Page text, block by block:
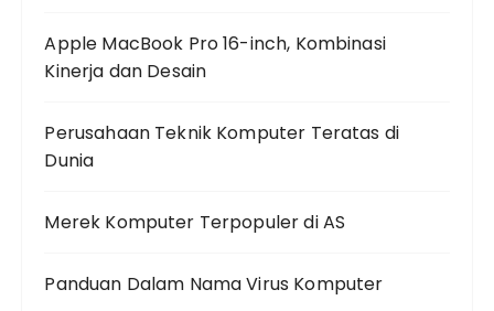
Apple MacBook Pro 16-inch, Kombinasi
Kinerja dan Desain
Perusahaan Teknik Komputer Teratas di
Dunia
Merek Komputer Terpopuler di AS
Panduan Dalam Nama Virus Komputer